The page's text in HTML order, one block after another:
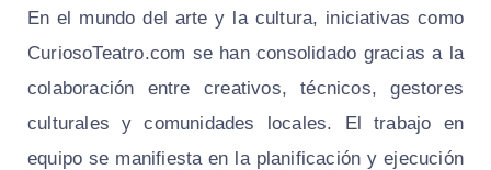
En el mundo del arte y la cultura, iniciativas como
CuriosoTeatro.com se han consolidado gracias a la
colaboración entre creativos, técnicos, gestores
culturales y comunidades locales. El trabajo en
equipo se manifiesta en la planificación y ejecución